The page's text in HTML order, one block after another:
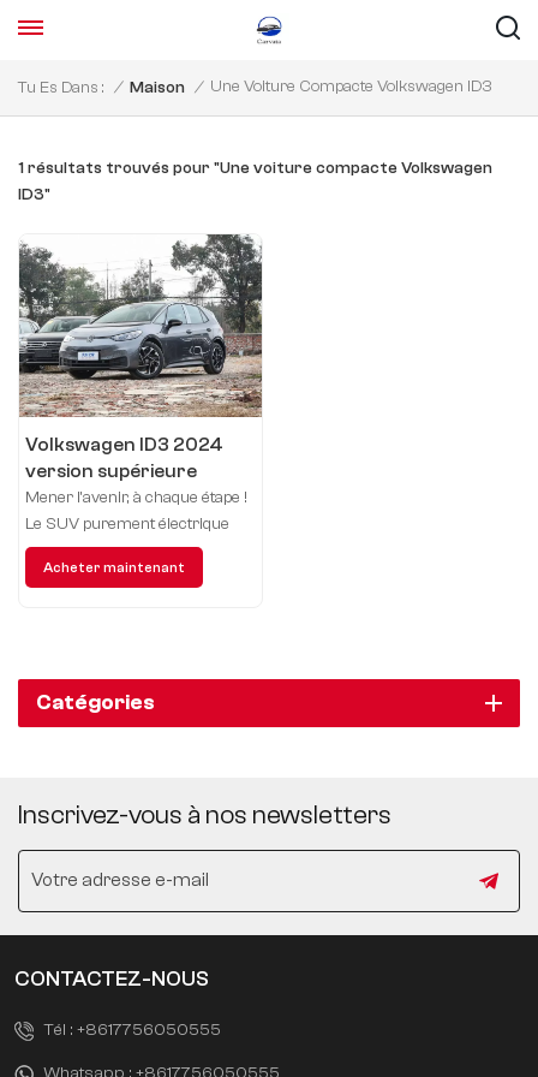
Tu Es Dans : / Maison / Une Voiture Compacte Volkswagen ID3
1 résultats trouvés pour "Une voiture compacte Volkswagen
ID3"
Volkswagen ID3 2024
version supérieure
Mener l’avenir, à chaque étape !
Le SUV purement électrique
Volkswagen ID3 présente pour
vous une nouvelle expérience
Acheter maintenant
Catégories
Inscrivez-vous à nos newsletters
CONTACTEZ-NOUS
Tél : +8617756050555
Whatsapp : +8617756050555